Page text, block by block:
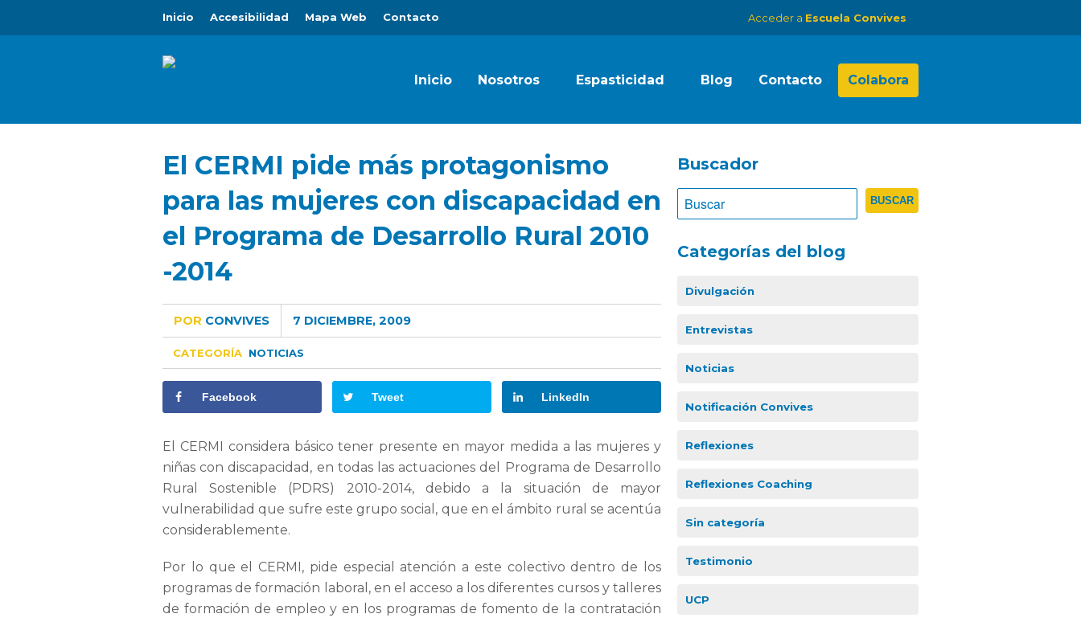
Inicio Accesibilidad Mapa Web Contacto Acceder a Escuela Convives
Inicio Nosotros Espasticidad Blog Contacto Colabora
El CERMI pide más protagonismo
para las mujeres con discapacidad en
el Programa de Desarrollo Rural 2010
-2014
POR CONVIVES 7 DICIEMBRE, 2009
CATEGORÍA NOTICIAS
Facebook Tweet LinkedIn
El CERMI considera básico tener presente en mayor medida a las mujeres y
niñas con discapacidad, en todas las actuaciones del Programa de Desarrollo
Rural Sostenible (PDRS) 2010-2014, debido a la situación de mayor
vulnerabilidad que sufre este grupo social, que en el ámbito rural se acentúa
considerablemente.
Por lo que el CERMI, pide especial atención a este colectivo dentro de los
programas de formación laboral, en el acceso a los diferentes cursos y talleres
de formación de empleo y en los programas de fomento de la contratación
Buscador
Categorías del blog
Divulgación
Entrevistas
Noticias
Notificación Convives
Reflexiones
Reflexiones Coaching
Sin categoría
Testimonio
UCP